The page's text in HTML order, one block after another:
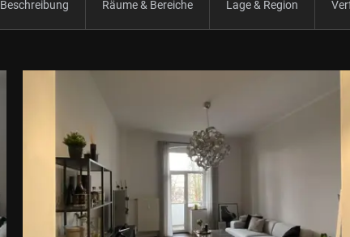
Beschreibung Räume & Bereiche Lage & Region